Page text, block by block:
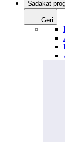
Sadakat
Geri